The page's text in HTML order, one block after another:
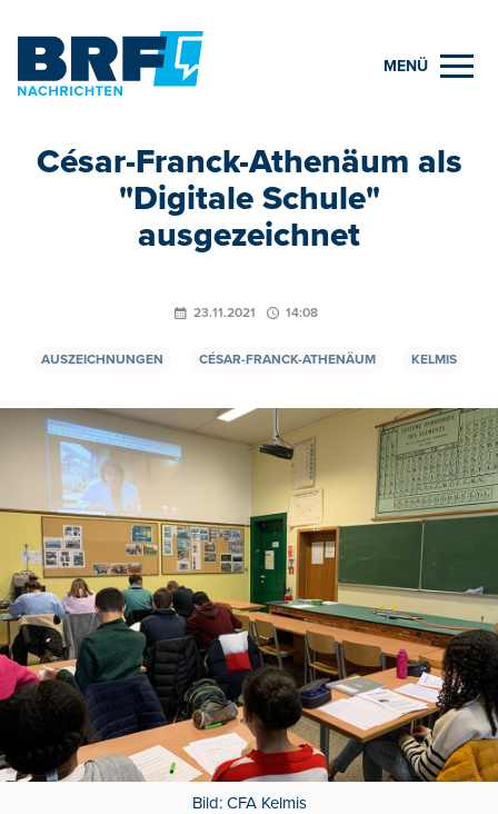
MENÜ
César-Franck-Athenäum als
"Digitale Schule"
ausgezeichnet
23.11.2021 14:08
AUSZEICHNUNGEN CÉSAR-FRANCK-ATHENÄUM KELMIS
Bild: CFA Kelmis